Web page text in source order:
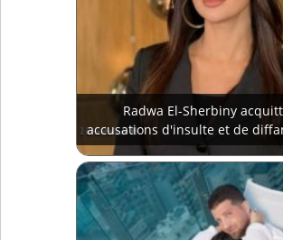
Radwa El-Sherbiny
accusations d'insulte et de